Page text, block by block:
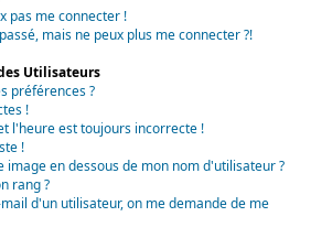
pas me connecter !
mais ne peux plus me connecter ?!
Utilisateurs
préférences ?
!
l'heure est toujours incorrecte !
!
en dessous de mon nom d'utilisateur ?
rang ?
d'un utilisateur, on me demande de me